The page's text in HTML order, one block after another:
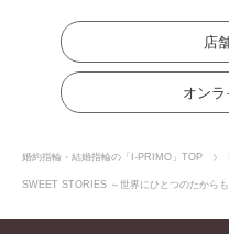
店
オン
婚約指輪・結婚指輪の「I-PRIMO」TOP
SWEET STORIES ～世界にひとつのたから